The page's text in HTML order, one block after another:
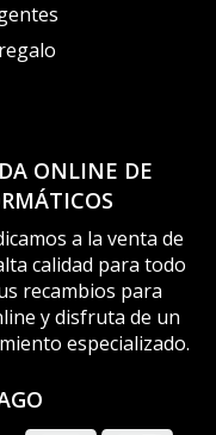
ONLINE DE
a la venta de
calidad para todo
recambios para
y disfruta de un
especializado.